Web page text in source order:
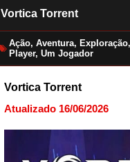
Vortica Torrent
Ação, Aventura, Exploração,
Player, Um Jogador
Vortica Torrent
Atualizado 16/06/2026